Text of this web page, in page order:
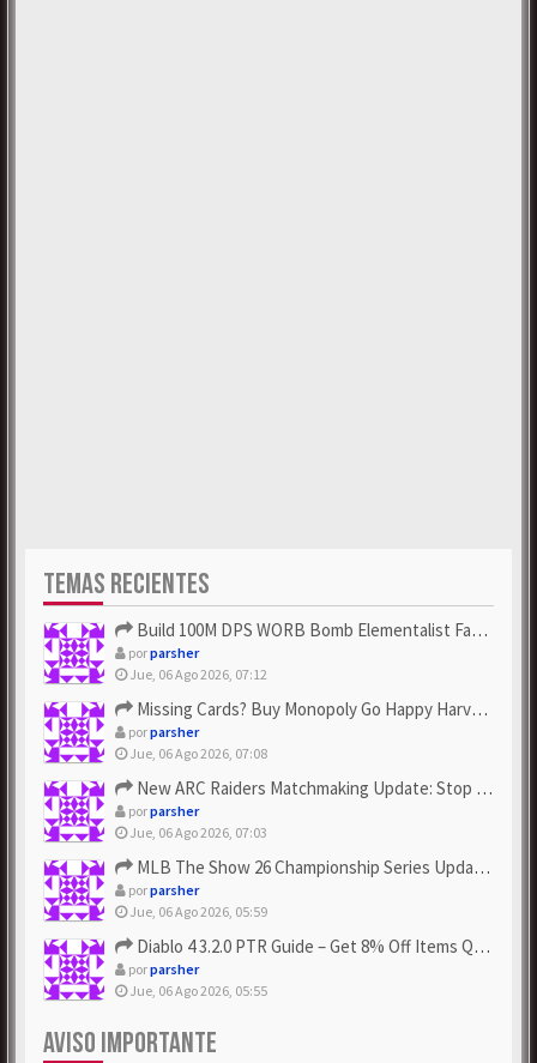
TEMAS RECIENTES
Build 100M DPS WORB Bomb Elementalist Fast - Grab POE Curren...
porparsher
Jue, 06 Ago 2026, 07:12
Missing Cards? Buy Monopoly Go Happy Harvest with Looney Tun...
porparsher
Jue, 06 Ago 2026, 07:08
New ARC Raiders Matchmaking Update: Stop Failed - Grab Bluep...
porparsher
Jue, 06 Ago 2026, 07:03
MLB The Show 26 Championship Series Update! Get Cheap & ...
porparsher
Jue, 06 Ago 2026, 05:59
Diablo 4 3.2.0 PTR Guide – Get 8% Off Items Quickly to Test ...
porparsher
Jue, 06 Ago 2026, 05:55
AVISO IMPORTANTE